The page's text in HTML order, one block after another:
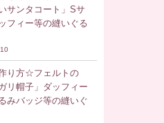
サンタコート」Sサ
フィー等の縫いぐる
り方☆フェルトの
リ帽子」ダッフィー
みバッジ等の縫いぐ